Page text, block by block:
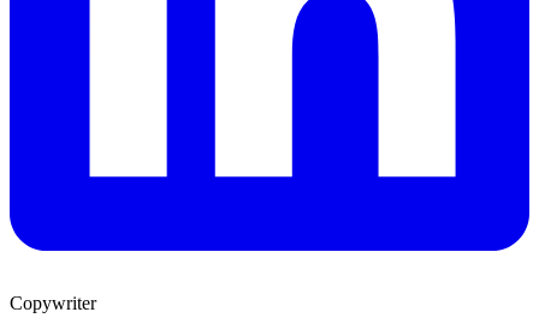
Copywriter